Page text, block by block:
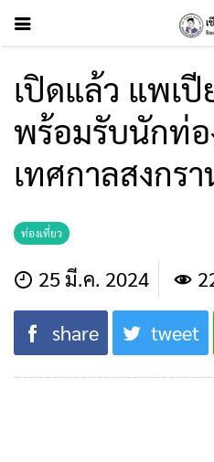
เปิดแล้ว แพเ
พร้อมรับนักท่อ
เทศกาลสงกร
ท่องเที่ยว
25 มี.ค. 2024
share tweet